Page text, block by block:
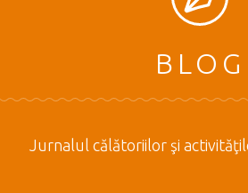
BLOG
Jurnalul călătoriilor şi